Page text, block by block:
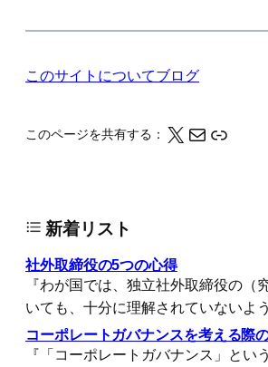
このサイトについてブログ
このページを共有する： X メール このページの情報をクリップボードにコピーする
新着リスト
社外取締役の5つの心得
『わが国では、独立社外取締役の（
いても、十分に理解されていないよ
コーポレートガバナンスを考える際
『「コーポレートガバナンス」とい